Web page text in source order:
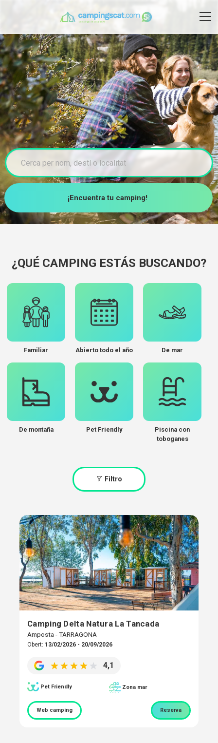
¡Encuentra tu camping!
¿QUÉ CAMPING ESTÁS BUSCANDO?
Familiar Abierto todo el año De mar
De montaña Pet Friendly
Piscina con
toboganes
Filtro
Camping Delta Natura La Tancada
Amposta - TARRAGONA
Obert: 13/02/2026 - 20/09/2026
4,1
Pet Friendly Zona mar
Web camping Reserva